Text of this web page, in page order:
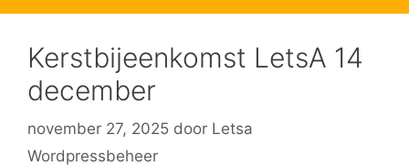
Kerstbijeenkomst LetsA 14
december
november 27, 2025 door Letsa
Wordpressbeheer